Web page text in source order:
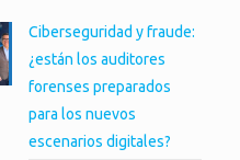
Ciberseguridad y fraude:
¿están los auditores
forenses preparados
para los nuevos
escenarios digitales?